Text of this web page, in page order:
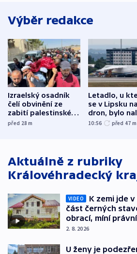
Výběr redakce
Izraelský osadník
čelí obvinění ze
zabití palestinského
aktivisty
před 28m
Letadlo, u
se v Lipsku
dron, bylo
municí, píší
10:56 před 47 m
Aktuálně z rubriky
Královéhradecký
VIDEO
K zemi jde
část černých
obrací, míní
2. 8. 2026
U ženy je